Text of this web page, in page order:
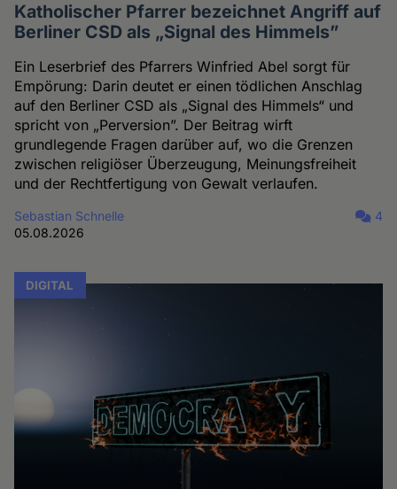
Katholischer Pfarrer bezeichnet Angriff auf
Berliner CSD als „Signal des Himmels”
Ein Leserbrief des Pfarrers Winfried Abel sorgt für
Empörung: Darin deutet er einen tödlichen Anschlag
auf den Berliner CSD als „Signal des Himmels“ und
spricht von „Perversion”. Der Beitrag wirft
grundlegende Fragen darüber auf, wo die Grenzen
zwischen religiöser Überzeugung, Meinungsfreiheit
und der Rechtfertigung von Gewalt verlaufen.
Sebastian Schnelle
05.08.2026
4
DIGITAL